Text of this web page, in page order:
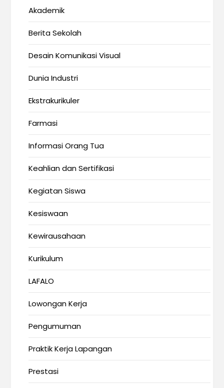
Akademik
Berita Sekolah
Desain Komunikasi Visual
Dunia Industri
Ekstrakurikuler
Farmasi
Informasi Orang Tua
Keahlian dan Sertifikasi
Kegiatan Siswa
Kesiswaan
Kewirausahaan
Kurikulum
LAFALO
Lowongan Kerja
Pengumuman
Praktik Kerja Lapangan
Prestasi